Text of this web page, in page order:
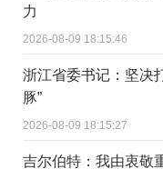
力
2026-08-09 18:15:46
浙江省委书记：坚决
豚”
2026-08-09 18:15:27
吉尔伯特：我由衷敬